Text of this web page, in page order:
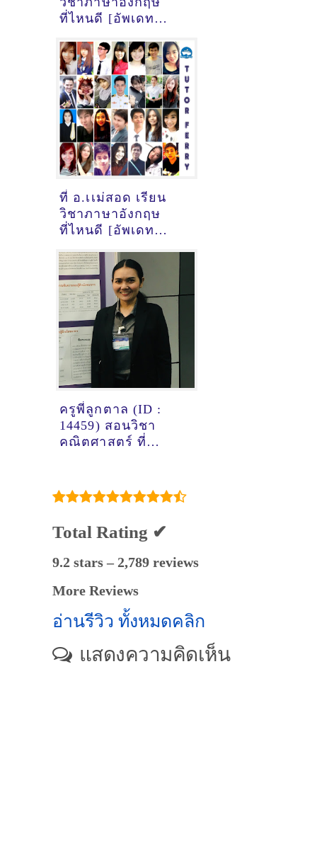
ที่ไหนดี [อัพเดท
อังกฤษ
เมื่อ2/11/2024,
12:06:31]
ที่ อ.เเม่สอด เรียน
วิชาภาษาอังกฤษ
ที่ไหนดี [อัพเดท
อังกฤษ
เมื่อ2/11/2024,
10:48:16]
ครูพี่ลูกตาล (ID :
14459) สอนวิชา
คณิตศาสตร์ ที่
Total Rating ✔
9.2 stars – 2,789 reviews
More Reviews
อ่านรีวิว ทั้งหมดคลิก
แสดงความคิดเห็น